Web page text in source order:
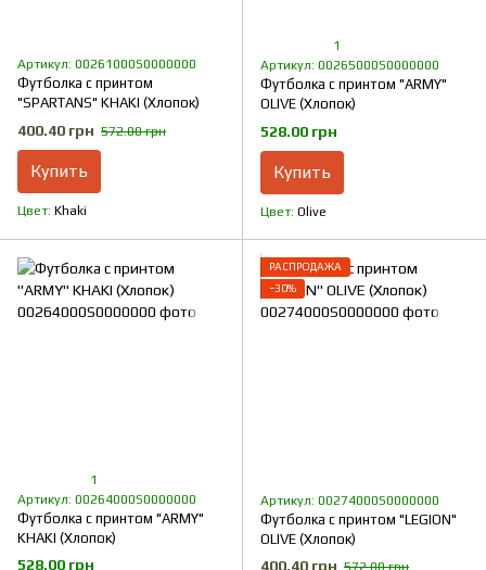
Артикул: 00261000S0000000
Футболка с принтом
"SPARTANS" KHAKI (Хлопок)
400.40 грн 572.00 грн
Купить
Цвет Khaki
1
Артикул: 00265000S0000000
Футболка с принтом "ARMY"
OLIVE (Хлопок)
528.00 грн
Купить
Цвет Olive
1
Артикул: 00264000S0000000
Футболка с принтом "ARMY"
KHAKI (Хлопок)
528.00 грн
РАСПРОДАЖА
−30%
Артикул: 00274000S0000000
Футболка с принтом "LEGION"
OLIVE (Хлопок)
400.40 грн 572.00 грн